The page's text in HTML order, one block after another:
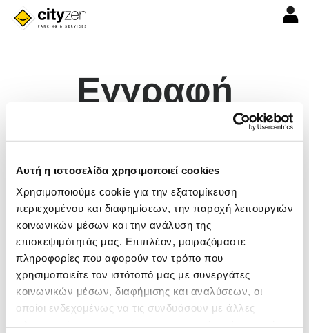
Αυτή η ιστοσελίδα χρησιμοποιεί cookies
Χρησιμοποιούμε cookie για την εξατομίκευση
περιεχομένου και διαφημίσεων, την παροχή λειτουργιών
κοινωνικών μέσων και την ανάλυση της
επισκεψιμότητάς μας. Επιπλέον, μοιραζόμαστε
πληροφορίες που αφορούν τον τρόπο που
χρησιμοποιείτε τον ιστότοπό μας με συνεργάτες
κοινωνικών μέσων, διαφήμισης και αναλύσεων, οι
οποίοι ενδεχομένως να τις συνδυάσουν με άλλες
Εγγραφή
Name
Last Name
E-Mail Address
Phone Number
Password